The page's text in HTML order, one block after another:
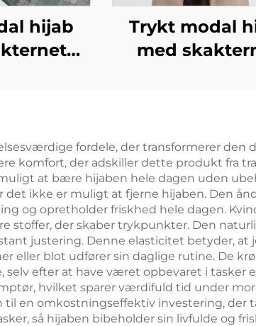
hijab
Trykt modal
med
fordele, der transformerer den
komfort, der adskiller dette produkt fra
at bære hijaben hele dagen uden
ikke er muligt at fjerne hijaben. Den
og opretholder friskhed hele dagen.
stoffer, der skaber trykpunkter. Den
justering. Denne elasticitet betyder, at
eller blot udfører sin daglige rutine. De
efter at have været opbevaret i tasker
hvilket sparer værdifuld tid under
en omkostningseffektiv investering, der
så hijaben bibeholder sin livfulde og